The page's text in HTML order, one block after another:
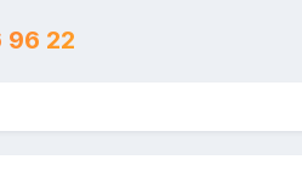
96 22